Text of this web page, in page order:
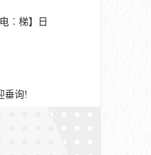
︰梯】日
垂询!